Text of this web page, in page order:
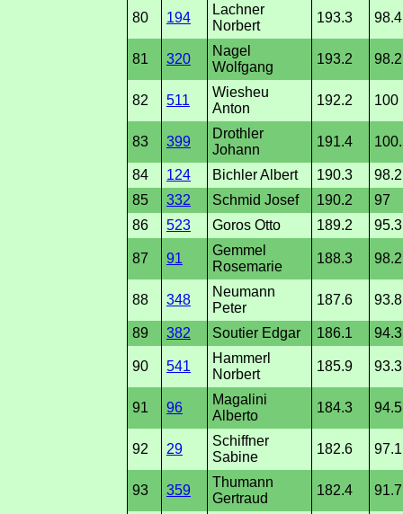
80 194
Lachner
Norbert
193.3 98.4
81 320
Nagel
Wolfgang
193.2 98.2
82 511
Wiesheu
Anton
192.2 100
83 399
Drothler
Johann
191.4
84 124 Bichler Albert 190.3
98.2
85
332 Schmid Josef 190.2
97
86
523 Goros Otto 189.2 95.3
87 91
Gemmel
Rosemarie
188.3 98.2
88 348
Neumann
Peter
187.6 93.8
89 382 Soutier Edgar 186.1 94.3
90 541
Hammerl
Norbert
185.9 93.3
91 96
Magalini
Alberto
184.3 94.5
92 29
Schiffner
Sabine
182.6 97.1
93 359
Thumann
Gertraud
182.4 91.7